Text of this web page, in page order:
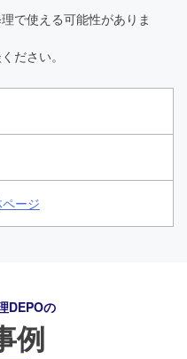
で使える可能性がありま
ださい。
ージ
DEPOの
例